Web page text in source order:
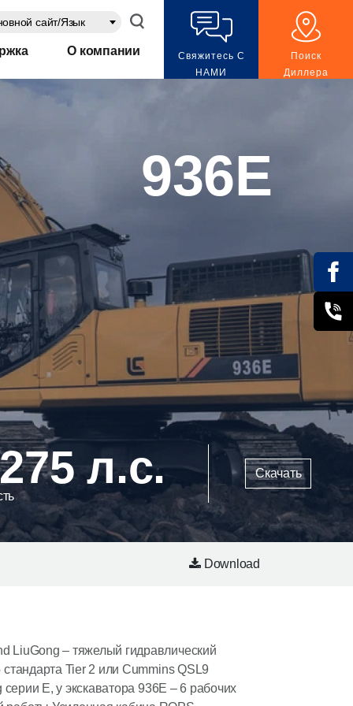
сайт/Язык
О компании
Свяжитесь С
НАМИ
Поиск
Диллера
936E
л.с. Скачать
Download
LiuGong – тяжелый гидравлический
Tier 2 или Cummins QSL9
E, у экскаватора 936Е – 6 рабочих